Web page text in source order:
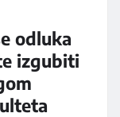
odluka
izgubiti